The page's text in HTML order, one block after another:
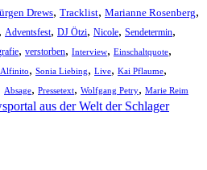
Drews, Tracklist, Marianne Rosenberg,
, Adventsfest, DJ Ötzi, Nicole, Sendetermin,
, verstorben, Interview, Einschaltquote,
Alfinito, Sonia Liebing, Live, Kai Pflaume,
Absage, Pressetext, Wolfgang Petry, Marie Reim